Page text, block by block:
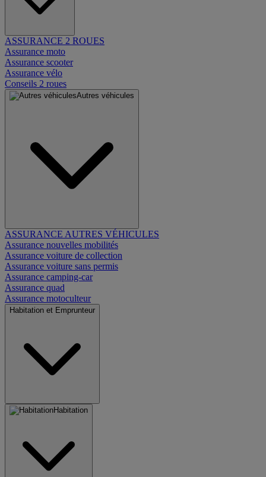
ASSURANCE 2 ROUES
Assurance moto
Assurance scooter
Assurance vélo
Conseils 2 roues
Autres véhicules
ASSURANCE AUTRES VÉHICULES
Assurance nouvelles mobilités
Assurance voiture de collection
Assurance voiture sans permis
Assurance camping-car
Assurance quad
Assurance motoculteur
Habitation et Emprunteur
Habitation